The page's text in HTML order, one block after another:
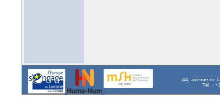
44, avenue de
Tél. :